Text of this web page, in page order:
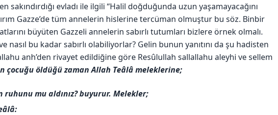
sakındırdığı evladı ile ilgili “Halil doğduğunda uzun yaşamayacağını
Gazze’de tüm annelerin hislerine tercüman olmuştur bu söz. Binbir
büyüten Gazzeli annelerin sabırlı tutumları bizlere örnek olmalı.
nasıl bu kadar sabırlı olabiliyorlar? Gelin bunun yanıtını da şu hadisten
anh’den rivayet edildiğine göre Resûlullah sallallahu aleyhi ve sellem
çocuğu öldüğü zaman Allah Teâlâ meleklerine;
ruhunu mu aldınız? buyurur. Melekler;